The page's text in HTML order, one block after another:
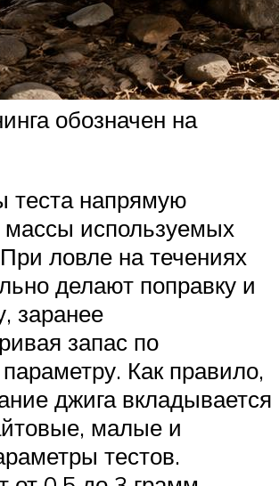
обозначен на
теста напрямую
массы используемых
ловле на течениях
делают поправку и
заранее
запас по
Как правило,
джига вкладывается
малые и
тестов.